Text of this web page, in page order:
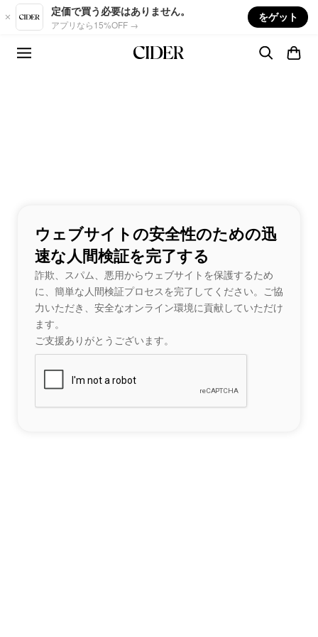
Skip to main content
定価で買う必要はありません。
アプリなら15%OFF →
をゲット
ウェブサイトの安全性のための迅
速な人間検証を完了する
詐欺、スパム、悪用からウェブサイトを保護するため
に、簡単な人間検証プロセスを完了してください。ご協
力いただき、安全なオンライン環境に貢献していただけ
ます。
ご支援ありがとうございます。